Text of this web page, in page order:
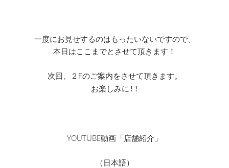
一度にお見せするのはもったいないですので、
本日はここまでとさせて頂きます！
次回、２Fのご案内をさせて頂きます。
お楽しみに!!
YOUTUBE動画「店舗紹介」
（日本語）